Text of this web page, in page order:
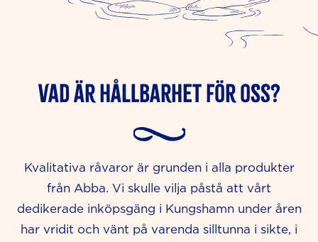
Vad är hållbarhet för oss?
Kvalitativa råvaror är grunden i alla produkter
från Abba. Vi skulle vilja påstå att vårt
dedikerade inköpsgäng i Kungshamn under åren
har vridit och vänt på varenda silltunna i sikte, i